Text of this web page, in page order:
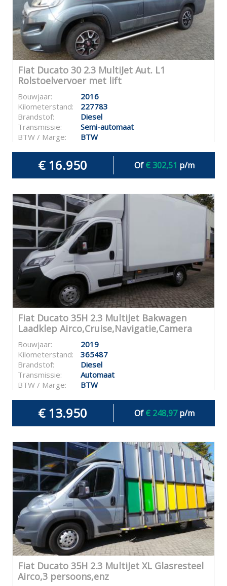
Fiat Ducato 30 2.3 MultiJet Aut. L1
Rolstoelvervoer met lift
Bouwjaar:
2016
Kilometerstand:
227783
Brandstof:
Diesel
Transmissie:
Semi-automaat
BTW / Marge:
BTW
€ 16.950 Of€ 302,51 p/m
Fiat Ducato 35H 2.3 MultiJet Bakwagen
Laadklep Airco,Cruise,Navigatie,Camera
Bouwjaar:
2019
Kilometerstand:
365487
Brandstof:
Diesel
Transmissie:
Automaat
BTW / Marge:
BTW
€ 13.950 Of€ 248,97p/m
Fiat Ducato 35H 2.3 MultiJet XL Glasresteel
Airco,3 persoons,enz